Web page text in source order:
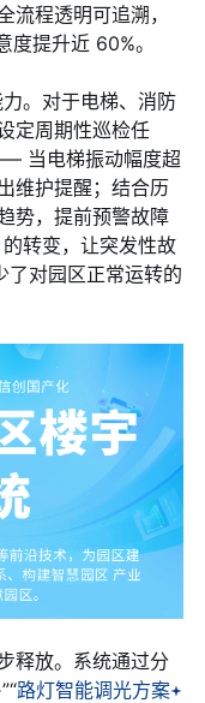
流程透明可追溯，
提升近 60%。
。对于电梯、消防
定周期性巡检任
当电梯振动幅度超
维护提醒；结合历
势，提前预警故障
转变，让突发性故
了对园区正常运转的
释放。系统通过分
”“路灯智能调光方案